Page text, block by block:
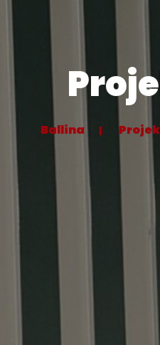
Ballina